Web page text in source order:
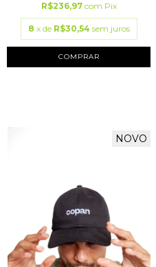
R$236,97 com Pix
8 x de R$30,54 sem juros
COMPRAR
NOVO